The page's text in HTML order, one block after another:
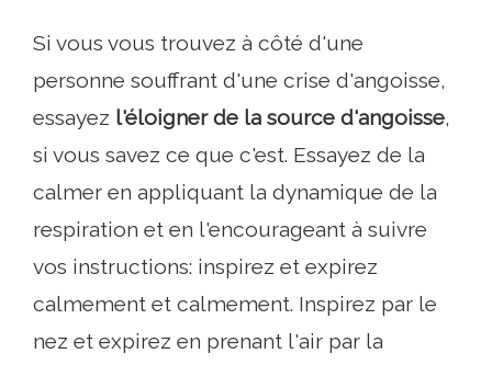
Si vous vous trouvez à côté d'une
personne souffrant d'une crise d'angoisse,
essayez l'éloigner de la source d'angoisse,
si vous savez ce que c'est. Essayez de la
calmer en appliquant la dynamique de la
respiration et en l'encourageant à suivre
vos instructions: inspirez et expirez
calmement et calmement. Inspirez par le
nez et expirez en prenant l'air par la